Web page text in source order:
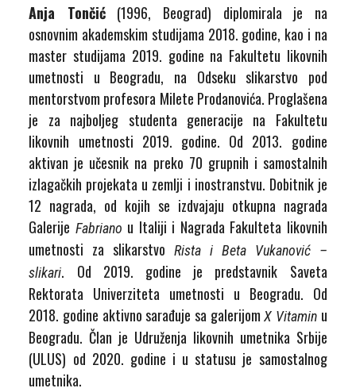
Anja Tončić(1996, Beograd) diplomirala je na
osnovnim akademskim studijama 2018. godine, kao i na
master studijama 2019. godine na Fakultetu likovnih
umetnosti u Beogradu, na Odseku slikarstvo pod
mentorstvom profesora Milete Prodanovića. Proglašena
je za najboljeg studenta generacije na Fakultetu
likovnih umetnosti 2019. godine. Od 2013. godine
aktivan je učesnik na preko 70 grupnih i samostalnih
izlagačkih projekata u zemlji i inostranstvu. Dobitnik je
12 nagrada, od kojih se izdvajaju otkupna nagrada
Galerije Fabriano u Italiji i Nagrada Fakulteta likovnih
umetnosti za slikarstvoRista i Beta Vukanović –
slikari. Od 2019. godine je predstavnik Saveta
Rektorata Univerziteta umetnosti u Beogradu. Od
2018. godine aktivno sarađuje sa galerijomX Vitaminu
Beogradu. Član je Udruženja likovnih umetnika Srbije
(ULUS) od 2020. godine i u statusu je samostalnog
umetnika.